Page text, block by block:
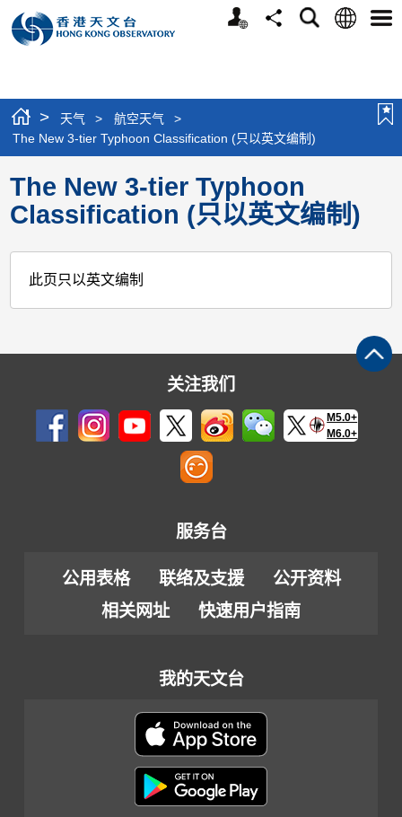
个
分
搜
语
选
> 天气 > 航空天气
>
The New 3-tier Typhoon Classification (只以英文编制)
The New 3-tier Typhoon
Classification (只以英文编制)
此页只以英文编制
关注我们
M5.0+
M6.0+
服务台
公用表格 联络及支援
公开资料
相关网址
快速用户指南
我的天文台